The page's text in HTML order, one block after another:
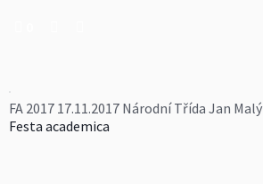
FA 2017 17.11.2017 Národní Třída Jan Malý
Festa academica